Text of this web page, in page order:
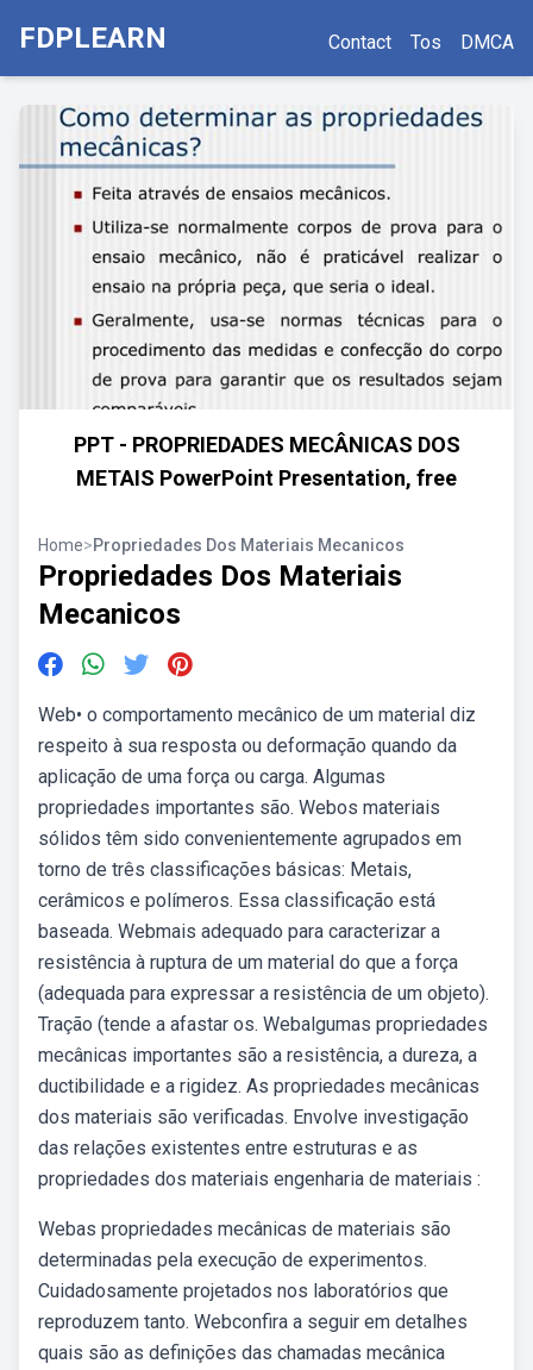
FDPLEARN Contact Tos DMCA
PPT - PROPRIEDADES MECÂNICAS DOS
METAIS PowerPoint Presentation, free
Home>Propriedades Dos Materiais Mecanicos
Propriedades Dos Materiais
Mecanicos
Web• o comportamento mecânico de um material diz
respeito à sua resposta ou deformação quando da
aplicação de uma força ou carga. Algumas
propriedades importantes são. Webos materiais
sólidos têm sido convenientemente agrupados em
torno de três classificações básicas: Metais,
cerâmicos e polímeros. Essa classificação está
baseada. Webmais adequado para caracterizar a
resistência à ruptura de um material do que a força
(adequada para expressar a resistência de um objeto).
Tração (tende a afastar os. Webalgumas propriedades
mecânicas importantes são a resistência, a dureza, a
ductibilidade e a rigidez. As propriedades mecânicas
dos materiais são verificadas. Envolve investigação
das relações existentes entre estruturas e as
propriedades dos materiais engenharia de materiais :
Webas propriedades mecânicas de materiais são
determinadas pela execução de experimentos.
Cuidadosamente projetados nos laboratórios que
reproduzem tanto. Webconfira a seguir em detalhes
quais são as definições das chamadas mecânica